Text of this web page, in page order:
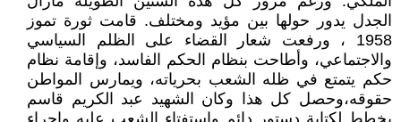
الجدل يدور حولها بين مؤيد ومختلف. قامت ثورة تموز
1958 ، ورفعت شعار القضاء على الظلم السياسي
والاجتماعي، وأطاحت بنظام الحكم الفاسد، وإقامة نظام
حكم يتمتع في ظله الشعب بحرياته، ويمارس المواطن
حقوقه،وحصل كل هذا وكان الشهيد عبد الكريم قاسم